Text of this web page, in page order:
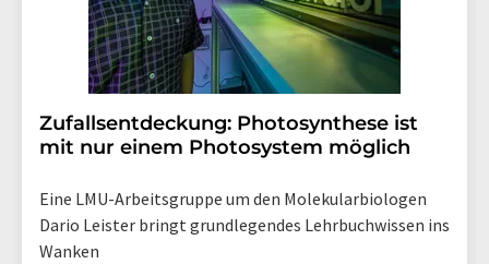
Zufallsentdeckung: Photosynthese ist
mit nur einem Photosystem möglich
Eine LMU-Arbeitsgruppe um den Molekularbiologen
Dario Leister bringt grundlegendes Lehrbuchwissen ins
Wanken